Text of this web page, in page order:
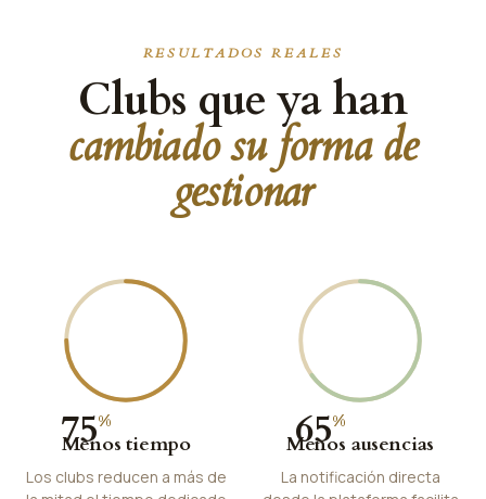
RESULTADOS REALES
Clubs que ya han
cambiado su forma de
gestionar
75%
Menos tiempo
Los clubs reducen a más de
65%
Menos ausencias
La notificación directa